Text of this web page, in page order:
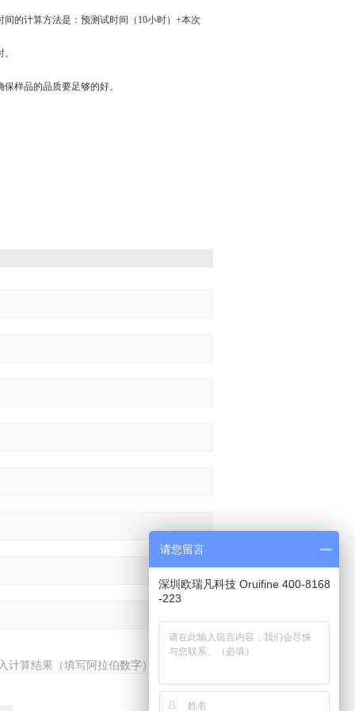
的计算方法是：预测试时间（10小时）+本次
样品的品质要足够的好。
计算结果（填写阿拉伯数字），如：三加
请您留言
深圳欧瑞凡科技 Oruifine 400-8168
-223